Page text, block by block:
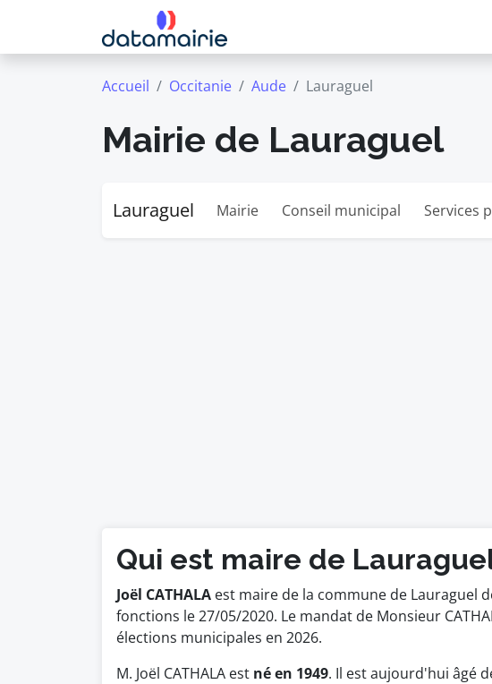
Accueil Occitanie Aude Lauraguel
Mairie de Lauraguel
Lauraguel Mairie Conseil municipal Services
Qui est maire de
Joël CATHALA est maire de la commune de Lauraguel
fonctions le 27/05/2020. Le mandat de Monsieur
élections municipales en 2026.
M. Joël CATHALA est né en 1949. Il est aujourd'hui âgé